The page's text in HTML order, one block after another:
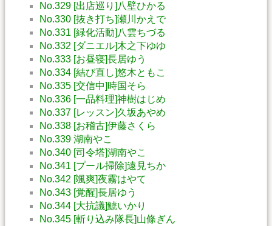
No.329 [出店巡り]八壁ひかる
No.330 [抜き打ち]瀬川かえで
No.331 [緑化活動]八雲ちづる
No.332 [ダニエル]木之下ゆゆ
No.333 [お昼寝]長居ゆう
No.334 [結び直し]悠木ともこ
No.335 [交信中]時国そら
No.336 [一品料理]神樹はじめ
No.337 [レッスン]久坂あやめ
No.338 [お稽古]伊藤さくら
No.339 湖南やこ
No.340 [司令塔]湖南やこ
No.341 [プール掃除]遠見ちか
No.342 [颯爽]夜霧はやて
No.343 [覚醒]長居ゆう
No.344 [大抗議]鯱いかり
No.345 [斬り込み隊長]山條ぎん